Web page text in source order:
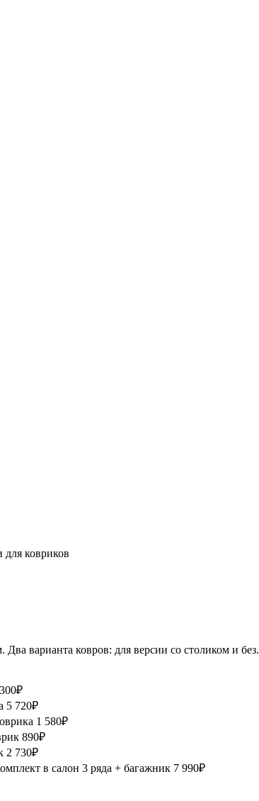
варианта ковров: для версии со столиком и без.
5 720₽
1 580₽
890₽
2 730₽
в салон 3 ряда + багажник 7 990₽